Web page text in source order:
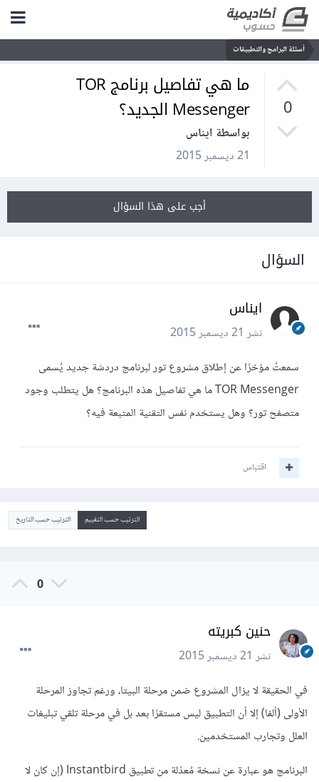
أسئلة البرامج والتطبيقات
0
ما هي تفاصيل برنامج TOR
Messenger الجديد؟
بواسطة ايناس
21 ديسمبر 2015
أجب على هذا السؤال
السؤال
ايناس
نشر21 ديسمبر 2015
سمعتُ مؤخرًا عن إطلاق مشروع تور لبرنامج دردشة جديد يُسمى
TOR Messenger ما هي تفاصيل هذه البرنامج؟ هل يتطلب وجود
متصفح تور؟ وهل يستخدم نفس التقنية المتبعة فيه؟
اقتباس
الترتيب حسب التقييم الترتيب حسب التاريخ
0
حنين كبريته
نشر21 ديسمبر 2015
في الحقيقة لا يزال المشروع ضمن مرحلة البيتا، ورغم تجاوز المرحلة
الأولى (ألفا) إلا أن التطبيق ليس مستقرًا بعد بل في مرحلة تلقي تبليغات
العلل وتجارب المستخدمين.
البرنامج هو عبارة عن نسخة مُعدّلة من تطبيق Instantbird (إن كان لا